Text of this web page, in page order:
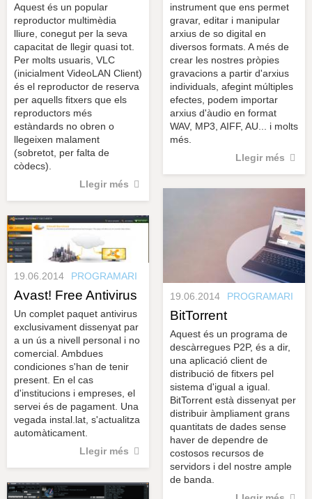
instrument que ens permet
gravar, editar i manipular
arxius de so digital en
diversos formats. A més de
crear les nostres pròpies
gravacions a partir d'arxius
individuals, afegint múltiples
efectes, podem importar
arxius d'àudio en format
WAV, MP3, AIFF, AU... i molts
més.
Llegir més
Aquest és un popular
reproductor multimèdia
lliure, conegut per la seva
capacitat de llegir quasi tot.
Per molts usuaris, VLC
(inicialment VideoLAN Client)
és el reproductor de reserva
per aquells fitxers que els
reproductors més
estàndards no obren o
llegeixen malament
(sobretot, per falta de
còdecs).
Llegir més
19.06.2014 PROGRAMARI
BitTorrent
Aquest és un programa de
descàrregues P2P, és a dir,
una aplicació client de
distribució de fitxers pel
sistema d'igual a igual.
BitTorrent està dissenyat per
distribuir àmpliament grans
quantitats de dades sense
haver de dependre de
costosos recursos de
servidors i del nostre ample
de banda.
19.06.2014 PROGRAMARI
Avast! Free Antivirus
Un complet paquet antivirus
exclusivament dissenyat par
a un ús a nivell personal i no
comercial. Ambdues
condiciones s'han de tenir
present. En el cas
d'institucions i empreses, el
servei és de pagament. Una
vegada instal.lat, s'actualitza
automàticament.
Llegir més